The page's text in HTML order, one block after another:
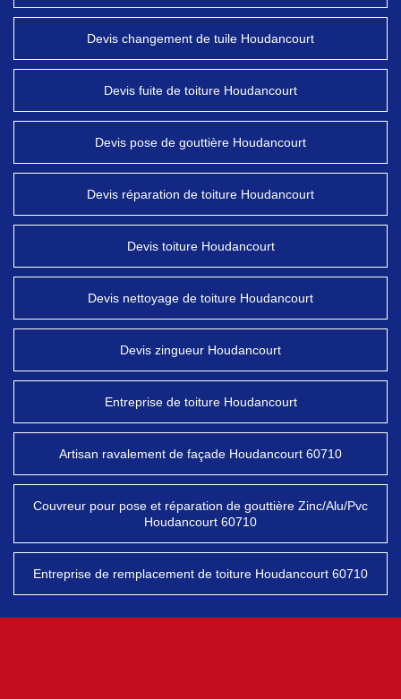
Devis changement de tuile Houdancourt
Devis fuite de toiture Houdancourt
Devis pose de gouttière Houdancourt
Devis réparation de toiture Houdancourt
Devis toiture Houdancourt
Devis nettoyage de toiture Houdancourt
Devis zingueur Houdancourt
Entreprise de toiture Houdancourt
Artisan ravalement de façade Houdancourt 60710
Couvreur pour pose et réparation de gouttière Zinc/Alu/Pvc
Houdancourt 60710
Entreprise de remplacement de toiture Houdancourt 60710